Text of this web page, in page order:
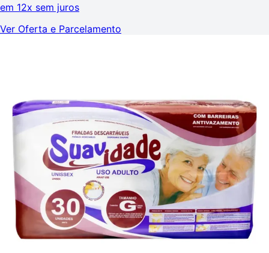
em 12x sem juros
Ver Oferta e Parcelamento